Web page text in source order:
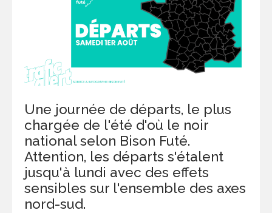
Une journée de départs, le plus
chargée de l'été d'où le noir
national selon Bison Futé.
Attention, les départs s'étalent
jusqu'à lundi avec des effets
sensibles sur l'ensemble des axes
nord-sud.